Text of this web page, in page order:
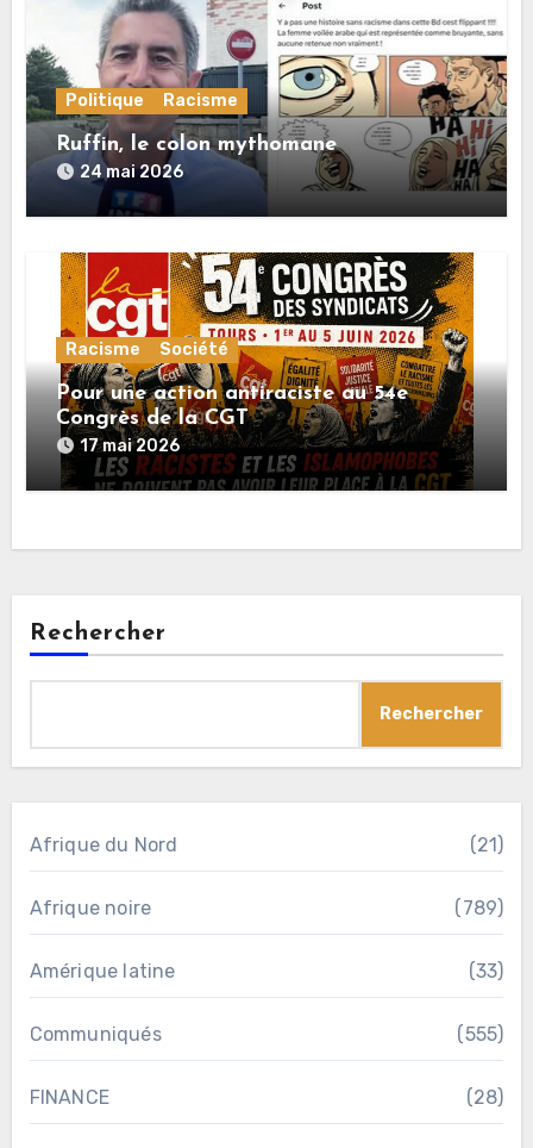
Politique Racisme
Ruffin, le colon mythomane
24 mai 2026
Racisme Société
Pour une action antiraciste au 54e
Congrès de la CGT
17 mai 2026
Rechercher
Rechercher
Afrique du Nord (21)
Afrique noire (789)
Amérique latine (33)
Communiqués (555)
FINANCE (28)